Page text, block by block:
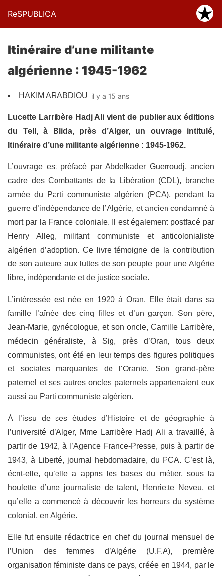
ReSPUBLICA
Itinéraire d’une militante
algérienne : 1945-1962
HAKIM ARABDIOU il y a 15 ans
Lucette Larribère Hadj Ali vient de publier aux éditions
du Tell, à Blida, près d’Alger, un ouvrage intitulé,
Itinéraire d’une militante algérienne : 1945-1962.
L’ouvrage est préfacé par Abdelkader Guerroudj, ancien
cadre des Combattants de la Libération (CDL), branche
armée du Parti communiste algérien (PCA), pendant la
guerre d’indépendance de l’Algérie, et ancien condamné à
mort par la France coloniale. Il est également postfacé par
Henry Alleg, militant communiste et anticolonialiste
algérien d’adoption. Ce livre témoigne de la contribution
de son auteure aux luttes de son peuple pour une Algérie
libre, indépendante et de justice sociale.
L’intéressée est née en 1920 à Oran. Elle était dans sa
famille l’aînée des cinq filles et d’un garçon. Son père,
Jean-Marie, gynécologue, et son oncle, Camille Larribère,
médecin généraliste, à Sig, près d’Oran, tous deux
communistes, ont été en leur temps des figures politiques
et sociales marquantes de l’Oranie. Son grand-père
paternel et ses autres oncles paternels appartenaient eux
aussi au Parti communiste algérien.
À l’issu de ses études d’Histoire et de géographie à
l’université d’Alger, Mme Larribère Hadj Ali a travaillé, à
partir de 1942, à l’Agence France-Presse, puis à partir de
1943, à Liberté, journal hebdomadaire, du PCA. C’est là,
écrit-elle, qu’elle a appris les bases du métier, sous la
houlette d’une journaliste de talent, Henriette Neveu, et
qu’elle a commencé à découvrir les horreurs du système
colonial, en Algérie.
Elle fut ensuite rédactrice en chef du journal mensuel de
l’Union des femmes d’Algérie (U.F.A), première
organisation féministe dans ce pays, créée en 1944, par le